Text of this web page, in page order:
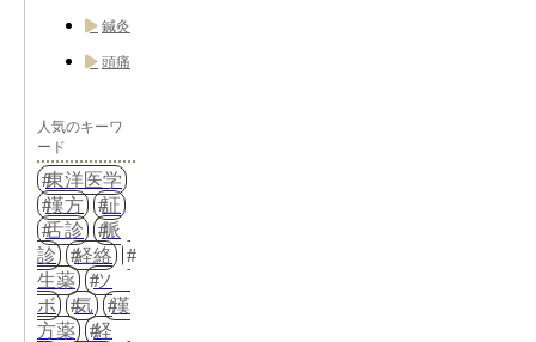
鍼灸
頭痛
人気のキーワ
ード
東洋医学
漢方
証
舌診
脈
診
経絡
生薬
ツ
ボ
気
漢
方薬
経